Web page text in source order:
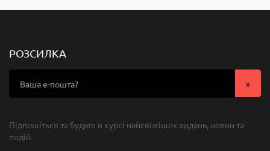
РОЗСИЛКА
Підпишіться та будьте в курсі найсвіжіших видань, новин та
подій.